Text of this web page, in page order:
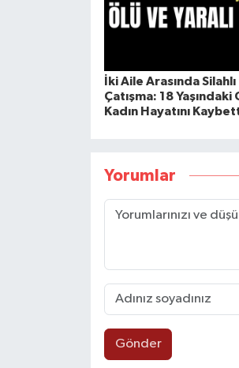
İki Aile Arasında Silahlı
Çatışma: 18 Yaşındaki
Kadın Hayatını
Yorumlar
Gönder